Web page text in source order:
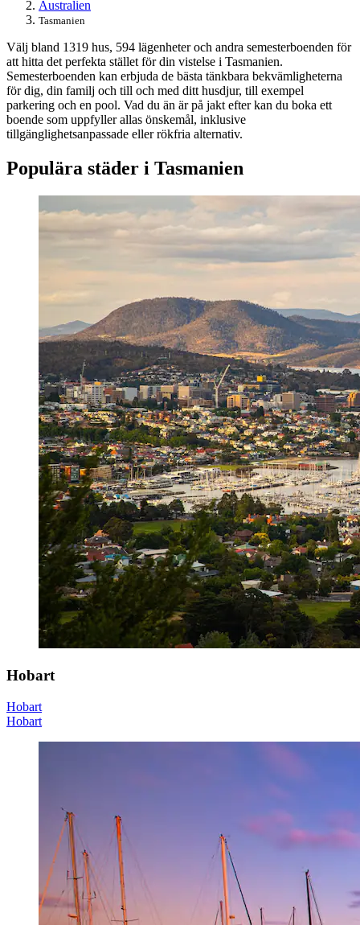
Australien
Tasmanien
Välj bland 1319 hus, 594 lägenheter och andra semesterboenden för
att hitta det perfekta stället för din vistelse i Tasmanien.
Semesterboenden kan erbjuda de bästa tänkbara bekvämligheterna
för dig, din familj och till och med ditt husdjur, till exempel
parkering och en pool. Vad du än är på jakt efter kan du boka ett
boende som uppfyller allas önskemål, inklusive
tillgänglighetsanpassade eller rökfria alternativ.
Populära städer i Tasmanien
Hobart
Hobart
Hobart